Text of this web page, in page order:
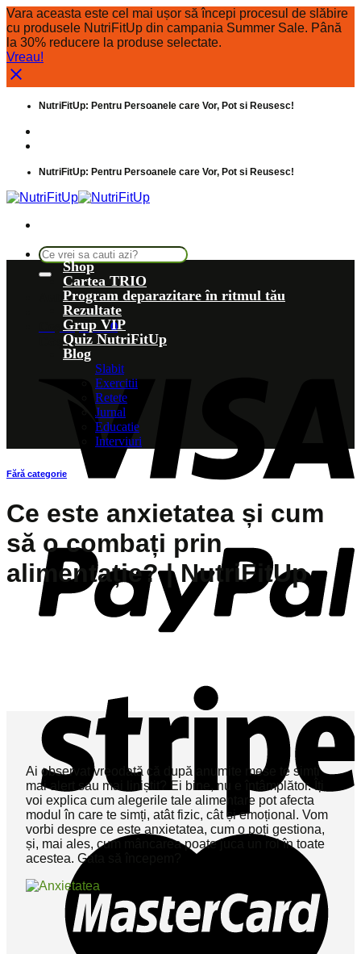
Vara aceasta este cel mai ușor să începi procesul de slăbire
cu produsele NutriFitUp din campania Summer Sale. Până
la 30% reducere la produse selectate.
Vreau!
NutriFitUp: Pentru Persoanele care Vor, Pot si Reusesc!
NutriFitUp: Pentru Persoanele care Vor, Pot si Reusesc!
Caută
după:
Autentificare
Coș /0,00lei 0
Coș
Shop
Cartea TRIO
Program deparazitare în ritmul tău
Rezultate
Grup VIP
Quiz NutriFitUp
Blog
Slabit
Exercitii
Retete
Jurnal
Educatie
Interviuri
Fără categorie
Ce este anxietatea și cum
să o combați prin
alimentație? | NutriFitUp
Ai observat vreodată că după anumite mese te simți
mai alert sau mai liniștit? Ei bine, nu e întâmplător. Îți
voi explica cum alegerile tale alimentare pot afecta
modul în care te simți, atât fizic, cât și emoțional. Vom
vorbi despre ce este anxietatea, cum o poți gestiona,
și, mai ales, cum mâncarea poate juca un rol în toate
acestea. Gata să începem?